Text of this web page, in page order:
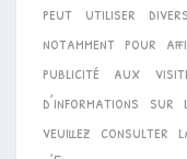
peut utiliser
notamment pour
publicité aux
d’informations sur
veuillez consulter